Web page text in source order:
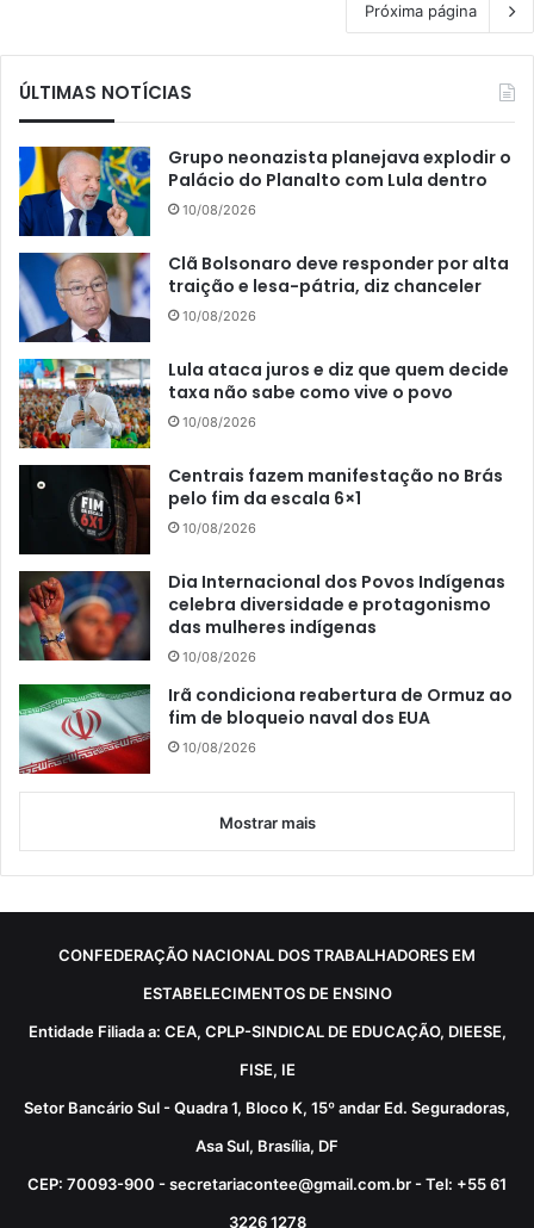
Próxima página
ÚLTIMAS NOTÍCIAS
Grupo neonazista planejava explodir o
Palácio do Planalto com Lula dentro
10/08/2026
Clã Bolsonaro deve responder por alta
traição e lesa-pátria, diz chanceler
10/08/2026
Lula ataca juros e diz que quem decide
taxa não sabe como vive o povo
10/08/2026
Centrais fazem manifestação no Brás
pelo fim da escala 6×1
10/08/2026
Dia Internacional dos Povos Indígenas
celebra diversidade e protagonismo
das mulheres indígenas
10/08/2026
Irã condiciona reabertura de Ormuz ao
fim de bloqueio naval dos EUA
10/08/2026
Mostrar mais
CONFEDERAÇÃO NACIONAL DOS TRABALHADORES EM
ESTABELECIMENTOS DE ENSINO
Entidade Filiada a: CEA, CPLP-SINDICAL DE EDUCAÇÃO, DIEESE,
FISE, IE
Setor Bancário Sul - Quadra 1, Bloco K, 15º andar Ed. Seguradoras,
Asa Sul, Brasília, DF
CEP: 70093-900 - secretariacontee@gmail.com.br - Tel: +55 61
3226 1278